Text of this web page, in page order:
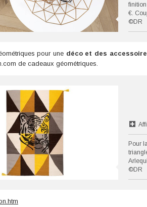
€.
©DR
pour une déco et des
de cadeaux géométriques.
Pour
©DR